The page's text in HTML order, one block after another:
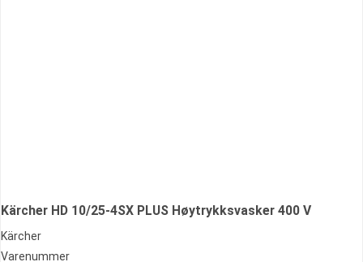
Kärcher HD 10/25-4SX PLUS Høytrykksvasker 400 V
Kärcher
Varenummer